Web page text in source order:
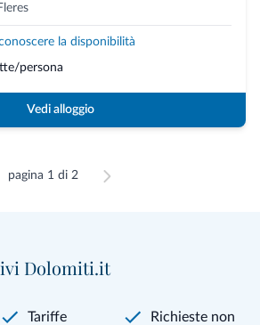
la disponibilità
persona
Vedi alloggio
pagina 1 di 2
Dolomiti.it
Tariffe
Richieste non